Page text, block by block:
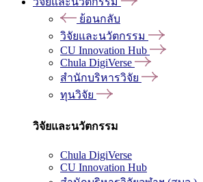
ย้อนกลับ
วิจัยและนวัตกรรม
CU Innovation Hub
Chula DigiVerse
สำนักบริหารวิจัย
ทุนวิจัย
วิจัยและนวัตกรรม
Chula DigiVerse
CU Innovation Hub